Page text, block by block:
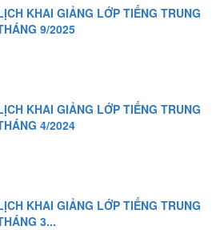
KHAI GIẢNG LỚP TIẾNG TRUNG
9/2025
KHAI GIẢNG LỚP TIẾNG TRUNG
4/2024
KHAI GIẢNG LỚP TIẾNG TRUNG
3...